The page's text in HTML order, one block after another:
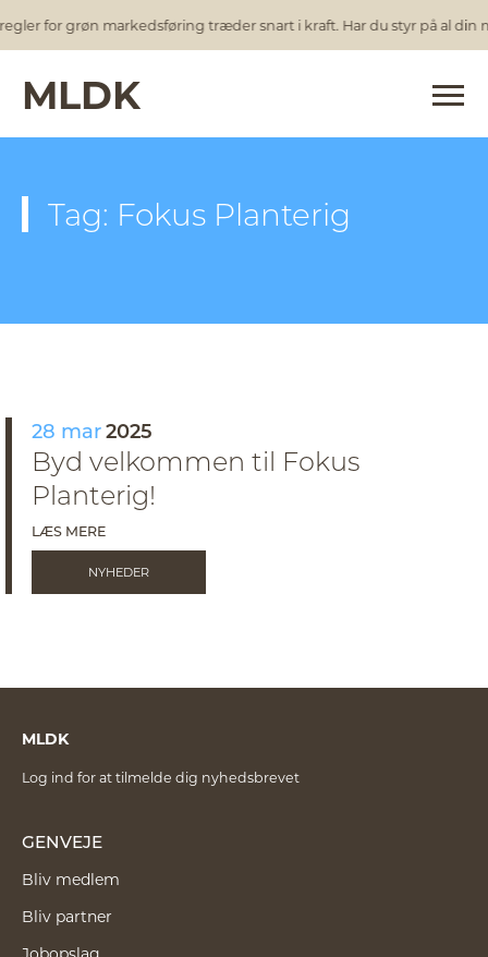
for grøn markedsføring træder snart i kraft. Har du styr på al din
MLDK
Tag: Fokus Planterig
28 mar2025
Byd velkommen til Fokus
Planterig!
LÆS MERE
NYHEDER
MLDK
Log ind for at tilmelde dig nyhedsbrevet
GENVEJE
Bliv medlem
Bliv partner
Jobopslag